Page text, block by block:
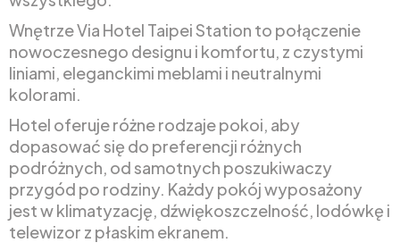
Wnętrze Via Hotel Taipei Station to połączenie
nowoczesnego designu i komfortu, z czystymi
liniami, eleganckimi meblami i neutralnymi
kolorami.
Hotel oferuje różne rodzaje pokoi, aby
dopasować się do preferencji różnych
podróżnych, od samotnych poszukiwaczy
przygód po rodziny. Każdy pokój wyposażony
jest w klimatyzację, dźwiękoszczelność, lodówkę i
telewizor z płaskim ekranem.